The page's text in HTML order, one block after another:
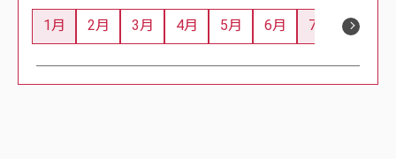
1月
1
2月
0
3月
0
4月
0
5月
0
6月
0
7月
2
8月